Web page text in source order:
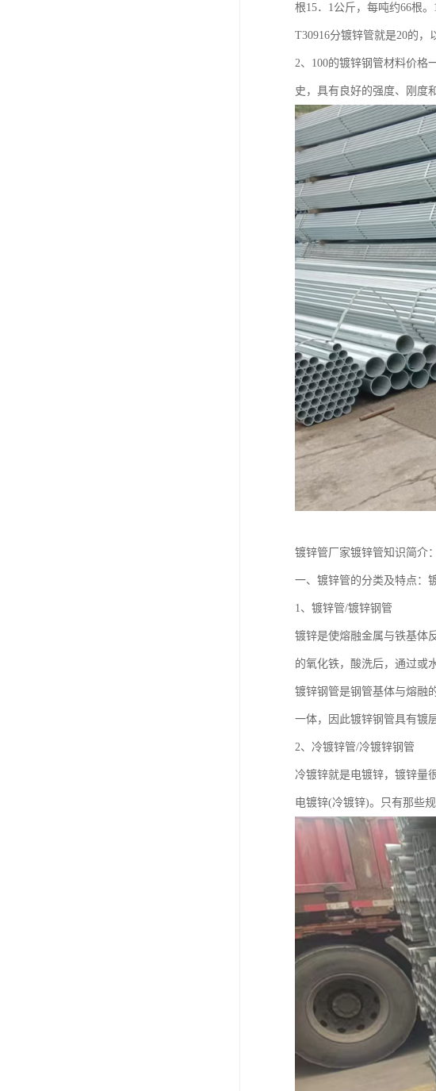
根15．1公斤，每吨约66根
T30916分镀锌管就是20的，
2、100的镀锌钢管材料价格
史，具有良好的强度、刚度
镀锌管厂家镀锌管知识简介：
一、镀锌管的分类及特点：
1、镀锌管/镀锌钢管
镀锌是使熔融金属与铁基体
的氧化铁，酸洗后，通过或
镀锌钢管是钢管基体与熔融
一体，因此镀锌钢管具有镀
2、冷镀锌管/冷镀锌钢管
冷镀锌就是电镀锌，镀锌量
电镀锌(冷镀锌)。只有那些